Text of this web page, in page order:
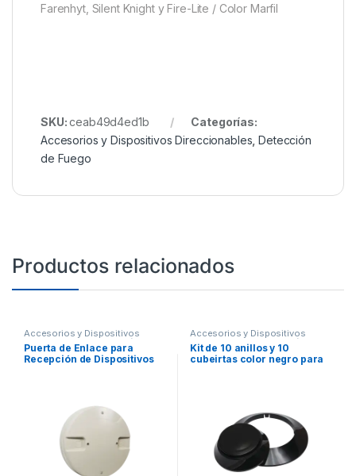
Farenhyt, Silent Knight y Fire-Lite / Color Marfil
SKU:ceab49d4ed1b
Categorías:
Accesorios y Dispositivos Direccionables ,Detección
de Fuego
Productos relacionados
Accesorios y Dispositivos
Direccionables Detección de
Fuego
Puerta de Enlace para
Recepción de Dispositivos
Accesorios y Dispositivos
Direccionables Detección de
Fuego
Kit de 10 anillos y 10
cubeirtas color negro para